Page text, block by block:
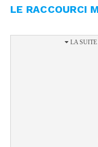
LE RACCOURCI